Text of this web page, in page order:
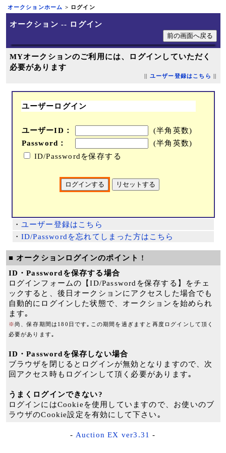
オークションホーム > ログイン
オークション -- ログイン
MYオークションのご利用には、ログインしていただく
必要があります
ユーザー登録はこちら
ユーザーログイン
ユーザーID：
(半角英数)
Password：
(半角英数)
ID/Passwordを保存する
・ ユーザー登録はこちら
・ ID/Passwordを忘れてしまった方はこちら
■ オークションログインのポイント !
ID・Passwordを保存する場合
ログインフォームの【ID/Passwordを保存する】をチェ
ックすると、後日オークションにアクセスした場合でも
自動的にログインした状態で、オークションを始められ
ます｡
※尚、保存期間は180日です｡この期間を過ぎますと再度ログインして頂く
必要があります｡
ID・Passwordを保存しない場合
ブラウザを閉じるとログインが無効となりますので、次
回アクセス時もログインして頂く必要があります｡
うまくログインできない?
ログインにはCookieを使用していますので、お使いのブ
ラウザのCookie設定を有効にして下さい｡
- Auction EX ver3.31 -